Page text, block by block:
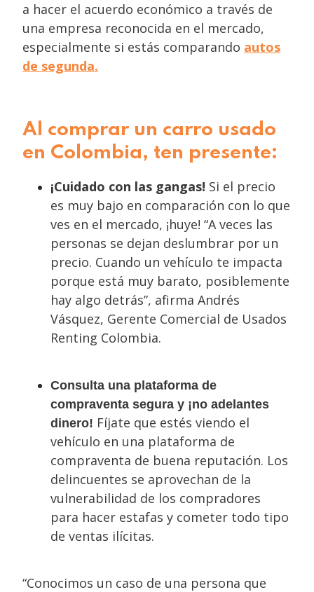
a hacer el acuerdo económico a través de
una empresa reconocida en el mercado,
especialmente si estás comparando autos
de segunda.
Al comprar un carro usado
en Colombia, ten presente:
¡Cuidado con las gangas! Si el precio
es muy bajo en comparación con lo que
ves en el mercado, ¡huye! “A veces las
personas se dejan deslumbrar por un
precio. Cuando un vehículo te impacta
porque está muy barato, posiblemente
hay algo detrás”, afirma Andrés
Vásquez, Gerente Comercial de Usados
Renting Colombia.
Consulta una plataforma de
compraventa segura y ¡no adelantes
dinero! Fíjate que estés viendo el
vehículo en una plataforma de
compraventa de buena reputación. Los
delincuentes se aprovechan de la
vulnerabilidad de los compradores
para hacer estafas y cometer todo tipo
de ventas ilícitas.
“Conocimos un caso de una persona que